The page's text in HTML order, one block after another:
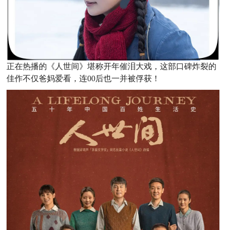
正在热播的《人世间》堪称开年催泪大戏，这部口碑炸裂的
佳作不仅爸妈爱看，连00后也一并被俘获！